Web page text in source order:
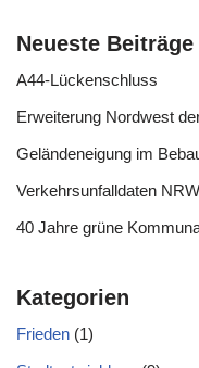
Neueste Beiträge
A44-Lückenschluss
Erweiterung Nordwest
Geländeneigung im
Verkehrsunfalldaten
40 Jahre grüne
Kategorien
Frieden (1)